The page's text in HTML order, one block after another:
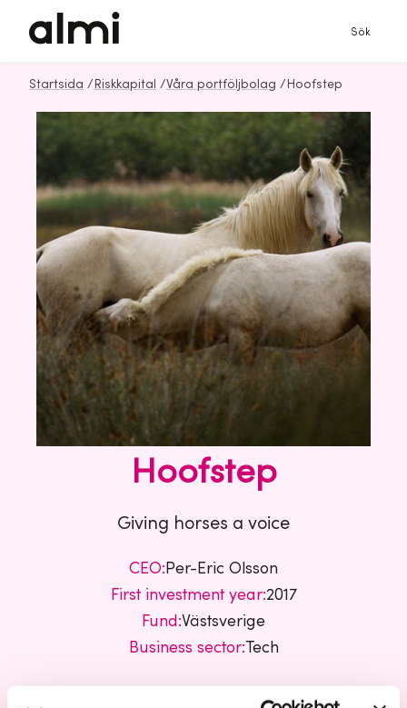
Sök
Startsida / Riskkapital /Våra portföljbolag / Hoofstep
Hoofstep
Giving horses a voice
CEO:Per-Eric Olsson
First investment year:2017
Fund:Västsverige
Business sector:Tech